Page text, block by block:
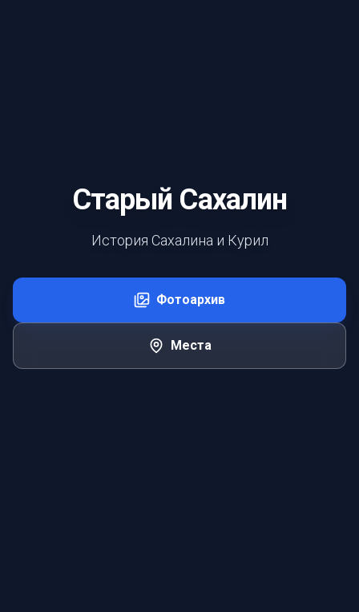
Старый Сахалин
История Сахалина и Курил
Фотоархив
Места